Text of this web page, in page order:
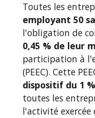
Toutes les
employant 50
l'obligation de
0,45 % de leur
participation à
(PEEC). Cette
dispositif du 1 %
toutes les
l'activité